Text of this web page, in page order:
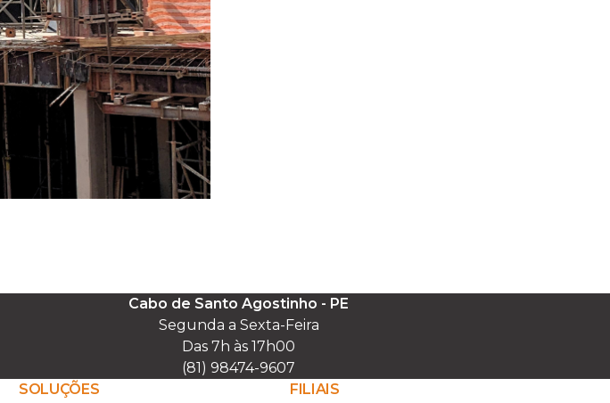
Cabo de Santo Agostinho - PE
Segunda a Sexta-Feira
Das 7h às 17h00
(81) 98474-9607
SOLUÇÕES FILIAIS